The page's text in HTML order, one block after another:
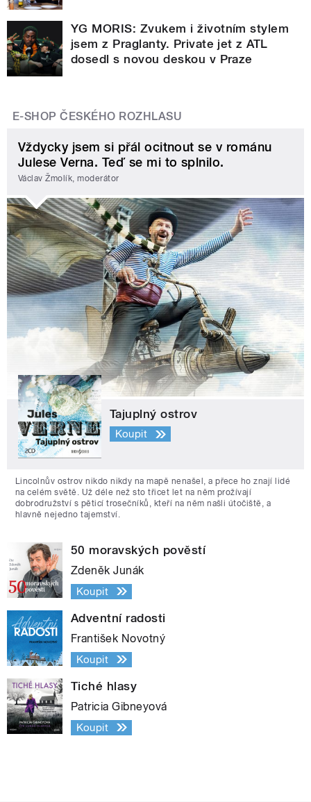
YG MORIS: Zvukem i životním stylem
jsem z Praglanty. Private jet z ATL
dosedl s novou deskou v Praze
E-SHOP ČESKÉHO ROZHLASU
Vždycky jsem si přál ocitnout se v románu
Julese Verna. Teď se mi to splnilo.
Václav Žmolík, moderátor
Tajuplný ostrov
Koupit
Lincolnův ostrov nikdo nikdy na mapě nenašel, a přece ho znají lidé
na celém světě. Už déle než sto třicet let na něm prožívají
dobrodružství s pěticí trosečníků, kteří na něm našli útočiště, a
hlavně nejedno tajemství.
50 moravských pověstí
Zdeněk Junák
Koupit
Adventní radosti
František Novotný
Koupit
Tiché hlasy
Patricia Gibneyová
Koupit